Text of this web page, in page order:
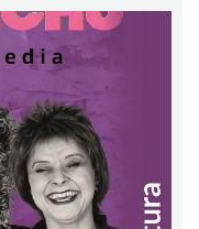
2026-09-20